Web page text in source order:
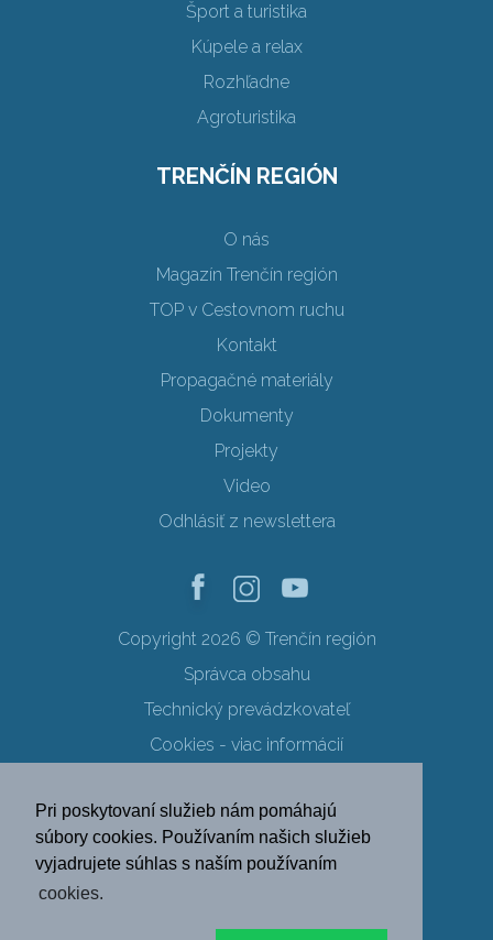
Pri poskytovaní služieb nám pomáhajú
súbory cookies. Používaním našich služieb
vyjadrujete súhlas s naším používaním
cookies.
Šport a turistika
Kúpele a relax
Rozhľadne
Agroturistika
TRENČÍN REGIÓN
O nás
Magazín Trenčín región
TOP v Cestovnom ruchu
Kontakt
Propagačné materiály
Dokumenty
Projekty
Video
Odhlásiť z newslettera
Copyright 2026 © Trenčín región
Správca obsahu
Technický prevádzkovateľ
Cookies - viac informácií
Ochrana osobných údajov
SK EN DE
PL